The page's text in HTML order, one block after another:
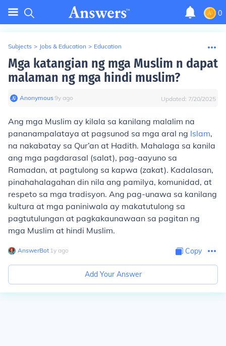
0
Subjects > Jobs & Education > Education
Mga katangian ng mga Muslim n dapat
malaman ng mga hindi muslim?
Anonymous∙9y ago Updated: 7/20/2025
Ang mga Muslim ay kilala sa kanilang malalim na
pananampalataya at pagsunod sa mga aral ng Islam,
na nakabatay sa Qur’an at Hadith. Mahalaga sa kanila
ang mga pagdarasal (salat), pag-aayuno sa
Ramadan, at pagtulong sa kapwa (zakat). Kadalasan,
pinahahalagahan din nila ang pamilya, komunidad, at
respeto sa mga tradisyon. Ang pag-unawa sa kanilang
kultura at mga paniniwala ay makatutulong sa
pagtutulungan at pagkakaunawaan sa pagitan ng
mga Muslim at hindi Muslim.
AnswerBot∙ 1y ago Copy
Add Your Answer